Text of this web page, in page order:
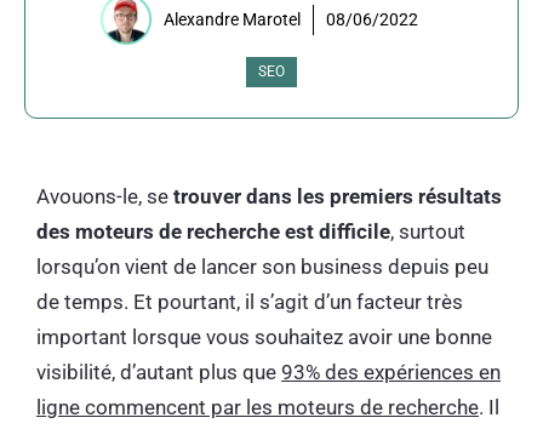
Alexandre Marotel 08/06/2022
SEO
Avouons-le, se trouver dans les premiers résultats
des moteurs de recherche est difficile, surtout
lorsqu’on vient de lancer son business depuis peu
de temps. Et pourtant, il s’agit d’un facteur très
important lorsque vous souhaitez avoir une bonne
visibilité, d’autant plus que 93% des expériences en
ligne commencent par les moteurs de recherche. Il